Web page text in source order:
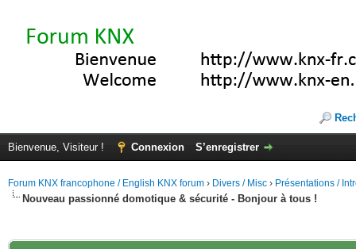
Bienvenue, Visiteur ! Connexion S’enregistrer
Forum KNX francophone / English KNX forum › Divers / Misc › Présentations /
Nouveau passionné domotique & sécurité - Bonjour à tous !